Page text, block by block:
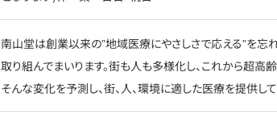
南山堂は創業以来の”地域医療にやさしさで応える”を忘
取り組んでまいります。街も人も多様化し、これから超高
そんな変化を予測し、街、人、環境に適した医療を提供して